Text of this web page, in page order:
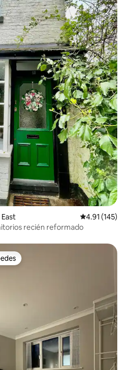
Calificación
4.91 (145)
recién reformado
entre huéspedes